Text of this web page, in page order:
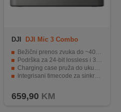
DJI DJI Mic 3 Combo
Bežični prenos zvuka do ~400 m sa dual-band stabilnošću
Podrška za 24-bit lossless i 32-bit float snimanje
Charging case pruža do ukupno ~28 h baterije
Integrisani timecode za sinkronizaciju više kamera
659,90 KM